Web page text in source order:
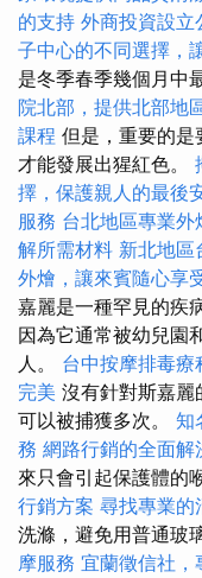
的支持 外商投資設立
子中心的不同選擇，
是冬季春季幾個月中
院北部，提供北部地
課程 但是，重要的是
才能發展出猩紅色。
擇，保護親人的最後
服務 台北地區專業外
解所需材料 新北地區
外燴，讓來賓隨心享
嘉麗是一種罕見的疾
因為它通常被幼兒園
人。 台中按摩排毒療
完美 沒有針對斯嘉麗
可以被捕獲多次。 知
務 網路行銷的全面解
來只會引起保護體的
行銷方案 尋找專業的
洗滌，避免用普通玻
摩服務 宜蘭徵信社，